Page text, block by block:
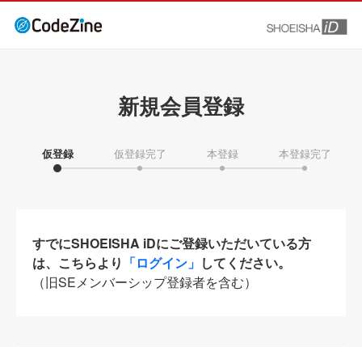
新規会員登録
仮登録 仮登録完了 本登録 本登録完了
すでにSHOEISHA iDにご登録いただいている方
は、こちらより 「ログイン」 してください。
（旧SEメンバーシップ登録者を含む）